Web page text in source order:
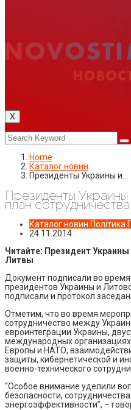
X
Home
Каталог новин
Президенты Украины и…
Президенты
план сотрудничества
Каталог новин Політика
24.11.2014
Читайте: Президент
Литвы
Документ подписали во
президентов Украины и
подписали и протокол
Отметим, что во время
сотрудничество между
евроинтеграции Украины,
международных
Европы и НАТО,
защиты, кибернетической и
военно-технического
“Особое внимание уделили
безопасности,
энергоэффективности”, –